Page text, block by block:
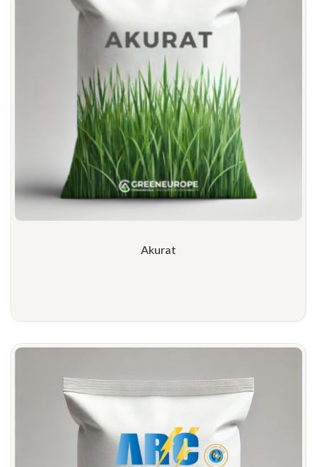
Akurat